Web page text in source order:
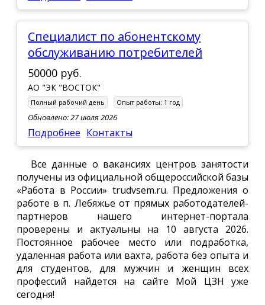
Специалист по абонентскому
обслуживанию потребителей
50000 руб.
АО "ЭК "ВОСТОК"
Полный рабочий день Опыт работы: 1 год
Обновлено: 27 июля 2026
Подробнее Контакты
Все данные о вакансиях центров занятости
получены из официальной общероссийской базы
«Работа в России» trudvsem.ru. Предложения о
работе в п. Лебяжье от прямых работодателей-
партнеров нашего интернет-портала
проверены и актуальны на 10 августа 2026.
Постоянное рабочее место или подработка,
удаленная работа или вахта, работа без опыта и
для студентов, для мужчин и женщин всех
профессий найдется на сайте Мой ЦЗН уже
сегодня!